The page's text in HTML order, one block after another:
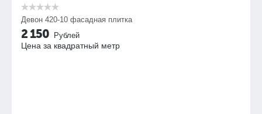
Девон 420-10 фасадная плитка
2 150 Рублей
Цена за квадратный метр